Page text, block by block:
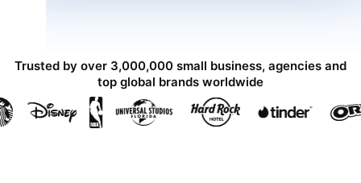
Trusted by over 3,000,000 small business, agencies and
top global brands worldwide